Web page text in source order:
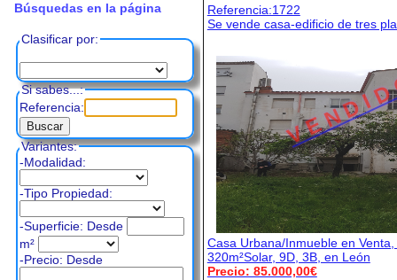
Búsquedas en la página
Clasificar por:
Si sabes...:
Referencia:
Variantes:
-Modalidad:
-Tipo Propiedad:
-Superficie: Desde
m²
-Precio: Desde
Referencia:1722
Se vende casa-edificio de tres
V E N D I
Casa Urbana/Inmueble en Venta,
320m²Solar, 9D, 3B, en León
Precio: 85.000,00€